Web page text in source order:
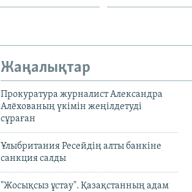
Жаңалықтар
Прокуратура журналист Александра
Алёхованың үкімін жеңілдетуді
сұраған
Ұлыбритания Ресейдің алты банкіне
санкция салды
"Жосықсыз ұстау". Қазақстанның адам